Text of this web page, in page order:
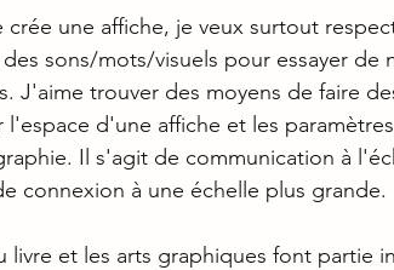
crée une affiche, je veux surtout
sons/mots/visuels pour essayer de
J'aime trouver des moyens de faire
l'espace d'une affiche et les
Il s'agit de communication à
connexion à une échelle plus grande.
livre et les arts graphiques font partie